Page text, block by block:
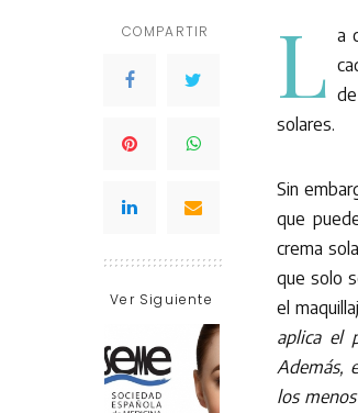
COMPARTIR
Ver Siguiente
L a
solares.
Sin
que
crema
que solo
el
aplica el
Además,
los